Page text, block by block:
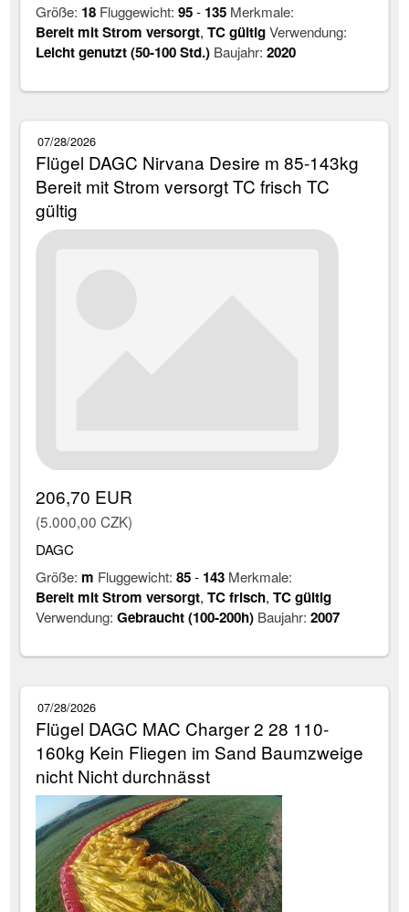
Größe: 18 Fluggewicht:95- 135 Merkmale:
Bereit mit Strom versorgt,TC gültigVerwendung:
Leicht genutzt (50-100 Std.) Baujahr:2020
07/28/2026
Flügel DAGC Nirvana Desire m 85-143kg
Bereit mit Strom versorgt TC frisch TC
gültig
206,70 EUR
(5.000,00 CZK)
DAGC
Größe: m Fluggewicht:85- 143 Merkmale:
Bereit mit Strom versorgt,TC frisch,TC gültig
Verwendung:Gebraucht (100-200h) Baujahr:2007
07/28/2026
Flügel DAGC MAC Charger 2 28 110-
160kg Kein Fliegen im Sand Baumzweige
nicht Nicht durchnässt